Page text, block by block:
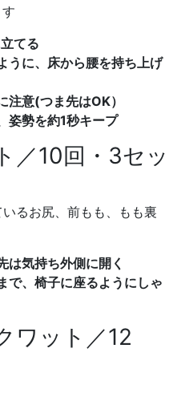
てる
うに、床から腰を持ち上げ
注意(つま先はOK）
姿勢を約1秒キープ
／10回・3セッ
るお尻、前もも、もも裏
は気持ち外側に開く
で、椅子に座るようにしゃ
ワット／12